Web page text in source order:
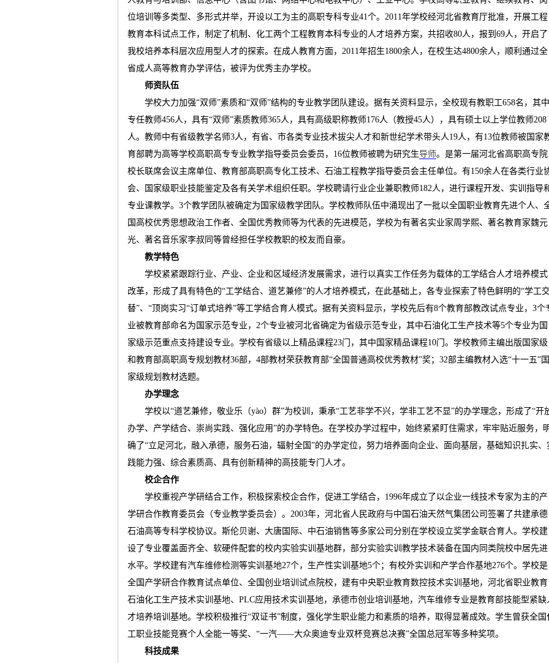
位培训等多类型、多形式并举，开设以工为主的高职专科专业41个。 2011年学校经河北省教育厅批准，开展工程
教育本科试点工作，制定了机制、化工两个工程教育本科专业的人才培养方案，共招收80人，报到 69人，开启了
我校培养本科层次应用型人才的探索。在成人教育方面， 2011年招生1800余人，在校生达4800余人，顺利通过全
省成人高等教育办学评估，被评为优秀主办学校。
师资队伍
学校大力加强“双师”素质和“双师”结构的专业教学团队建设。据有关资料显示，全校现有教职工658名，其中
专任教师456人，具有“双师”素质教师365人，具有高级职称教师176人（教授45人），具有硕士以上学位教师208
人。教师中有省级教学名师3人，有省、市各类专业技术拔尖人才和新世纪学术带头人19人，有13位教师被国家
育部聘为高等学校高职高专专业教学指导委员会委员， 16位教师被聘为研究生导师。是第一届河北省高职高专院
校长联席会议主席单位、教育部高职高专化工技术、石油工程教学指导委员会主任单位。有150余人在各类行业
会、国家级职业技能鉴定及各有关学术组织任职。学校聘请行业企业兼职教师182人，进行课程开发、实训指导
专业课教学。 3个教学团队被确定为国家级教学团队。学校教师队伍中涌现出了一批以全国职业教育先进个人、
国高校优秀思想政治工作者、全国优秀教师等为代表的先进模范，学校为有著名实业家周学熙、著名教育家魏元
光、著名音乐家李叔同等曾经担任学校教职的校友而自豪。
教学特色
学校紧紧跟踪行业、产业、企业和区域经济发展需求，进行以真实工作任务为载体的工学结合人才培养模式
改革，形成了具有特色的“工学结合、道艺兼修”的人才培养模式，在此基础上，各专业探索了特色鲜明的“学工交
替”、 “ 顶岗实习“订单式培养”等工学结合育人模式。据有关资料显示，学校先后有8个教育部教改试点专业， 3个
业被教育部命名为国家示范专业， 2个专业被河北省确定为省级示范专业，其中石油化工生产技术等5个专业为国
家级示范重点支持建设专业。学校有省级以上精品课程23门，其中国家精品课程10门。学校教师主编出版国家级
和教育部高职高专规划教材36部， 4部教材荣获教育部“全国普通高校优秀教材”奖； 32部主编教材入选“十一五” 国
家级规划教材选题。
办学理念
学校以“道艺兼修，敬业乐（yào）群”为校训，秉承“工艺非学不兴，学非工艺不显”的办学理念，形成了“开
办学、产学结合、崇尚实践、强化应用”的办学特色。在学校办学过程中，始终紧紧盯住需求，牢牢贴近服务，
确了“立足河北，融入承德，服务石油，辐射全国 ”的办学定位，努力培养面向企业、面向基层，基础知识扎实、
践能力强、综合素质高、具有创新精神的高技能专门人才。
校企合作
学校重视产学研结合工作，积极探索校企合作，促进工学结合， 1996年成立了以企业一线技术专家为主的产
学研合作教育委员会（专业教学委员会）。 2003年，河北省人民政府与中国石油天然气集团公司签署了共建承德
石油高等专科学校协议。斯伦贝谢、大唐国际、中石油销售等多家公司分别在学校设立奖学金联合育人。学校建
设了专业覆盖面齐全、软硬件配套的校内实验实训基地群，部分实验实训教学技术装备在国内同类院校中居先进
水平。学校建有汽车维修检测等实训基地27个，生产性实训基地5个；有校外实训和产学合作基地276个。学校是
全国产学研合作教育试点单位、全国创业培训试点院校，建有中央职业教育数控技术实训基地，河北省职业教育
石油化工生产技术实训基地、 PLC应用技术实训基地，承德市创业培训基地，汽车维修专业是教育部技能型紧缺
才培养培训基地。学校积极推行“双证书”制度，强化学生职业能力和素质的培养，取得显著成效。学生曾获全国
工职业技能竞赛个人全能一等奖、 “一汽——大众奥迪专业双杯竞赛总决赛”全国总冠军等多种奖项。
科技成果